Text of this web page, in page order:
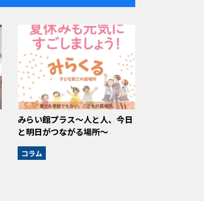
みらい館プラス〜人と人、今日
と明日がつながる場所〜
コラム